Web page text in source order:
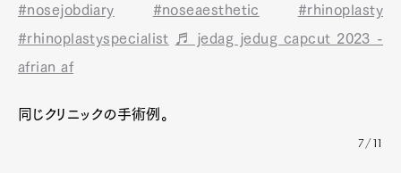
#nosejobdiary
#noseaesthetic
#rhinoplasty
#rhinoplastyspecialist
♬ jedag jedug capcut 2023 -
afrian af
同じクリニックの手術例。
7/11